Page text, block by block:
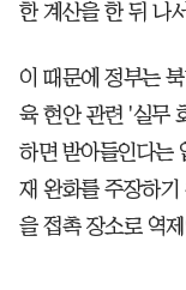
한 계산을 한 뒤 나
이 때문에 정부는
육 현안 관련 '실무
하면 받아들인다는
재 완화를 주장하
을 접촉 장소로 역